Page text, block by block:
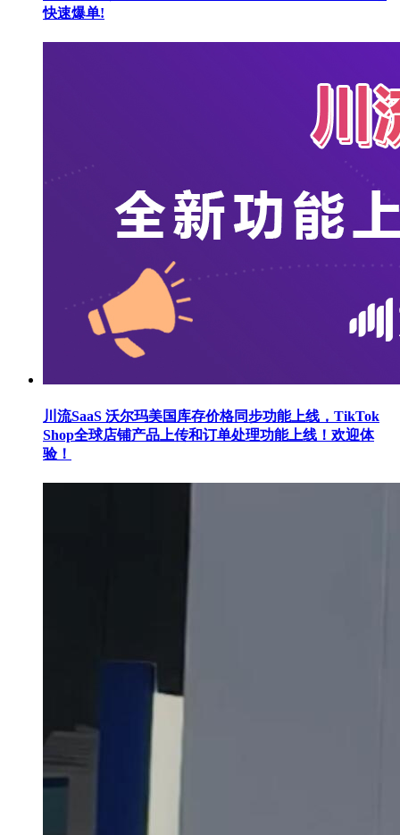
快速爆单!
川流SaaS 沃尔玛美国库存价格同步功能上线，TikTok
Shop全球店铺产品上传和订单处理功能上线！欢迎体
验！